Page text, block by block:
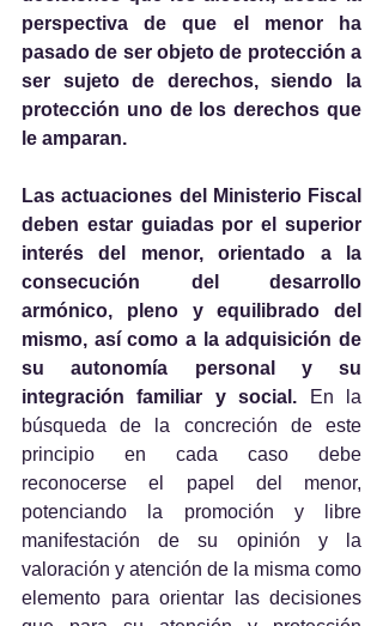
perspectiva de que el menor ha
pasado de ser objeto de protección a
ser sujeto de derechos, siendo la
protección uno de los derechos que
le amparan.
Las actuaciones del Ministerio Fiscal
deben estar guiadas por el superior
interés del menor, orientado a la
consecución del desarrollo
armónico, pleno y equilibrado del
mismo, así como a la adquisición de
su autonomía personal y su
integración familiar y social. En la
búsqueda de la concreción de este
principio en cada caso debe
reconocerse el papel del menor,
potenciando la promoción y libre
manifestación de su opinión y la
valoración y atención de la misma como
elemento para orientar las decisiones